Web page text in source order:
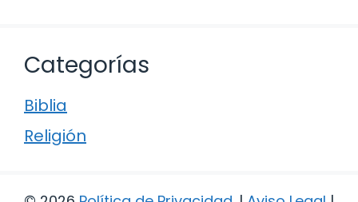
Categorías
Biblia
Religión